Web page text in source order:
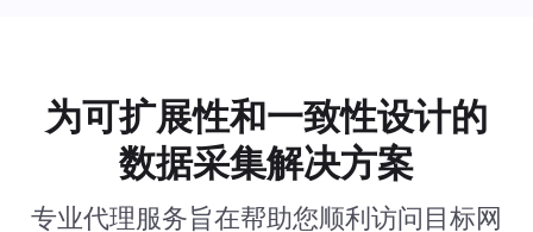
为可扩展性和一致性设计的
数据采集解决方案
专业代理服务旨在帮助您顺利访问目标网